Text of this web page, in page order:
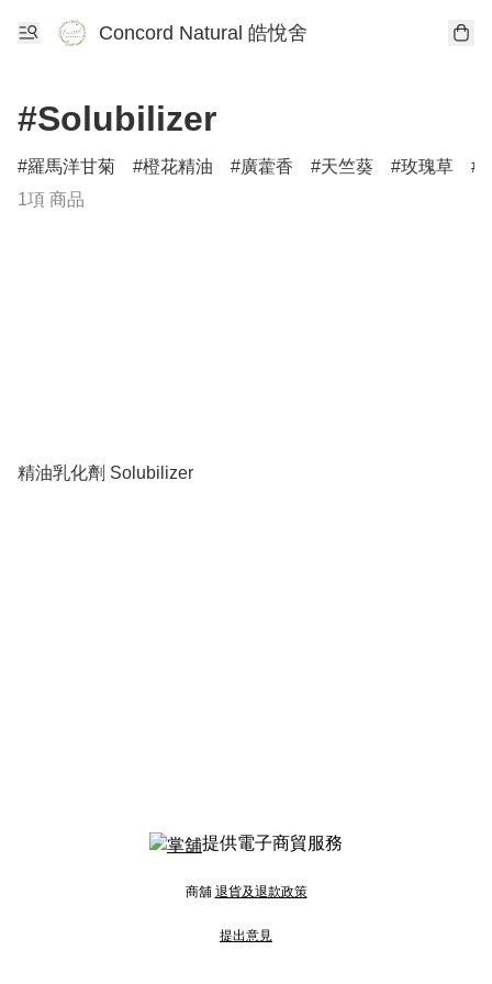
Concord Natural 皓悅舍
#Solubilizer
羅馬洋甘菊 橙花精油 廣藿香 天竺葵 玫瑰草
1項 商品
精油乳化劑 Solubilizer
提供電子商貿服務
商舖 退貨及退款政策
提出意見